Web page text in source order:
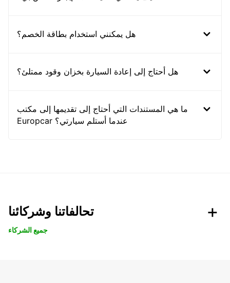
هل يمكنني استخدام بطاقة الخصم؟
هل أحتاج إلى إعادة السيارة بخزان وقود ممتلئ؟
ما هي المستندات التي أحتاج إلى تقديمها إلى مكتب
Europcar عندما أستلم سيارتي؟
تحالفاتنا وشركائنا
جميع الشركاء